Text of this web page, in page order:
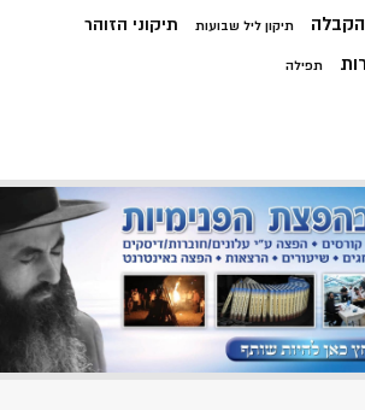
תיקון ליל שבועות תיקוני הזוהר
תפילה